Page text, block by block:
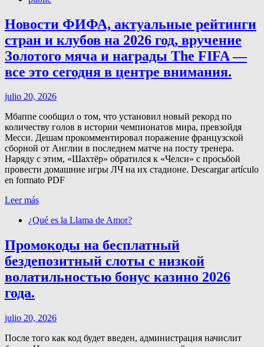
Новости ФИФА, актуальные рейтинги
стран и клубов на 2026 год, вручение
Золотого мяча и награды The FIFA —
все это сегодня в центре внимания.
julio 20, 2026
Мбаппе сообщил о том, что установил новый рекорд по
количеству голов в истории чемпионатов мира, превзойдя
Месси. Дешам прокомментировал поражение французской
сборной от Англии в последнем матче на посту тренера.
Наряду с этим, «Шахтёр» обратился к «Челси» с просьбой
провести домашние игры ЛЧ на их стадионе. Descargar artículo
en formato PDF
Leer más
¿Qué es la Llama de Amor?
Промокоды на бесплатный
бездепозитный слоты с низкой
волатильностью бонус казино 2026
года.
julio 20, 2026
После того как код будет введен, администрация начислит